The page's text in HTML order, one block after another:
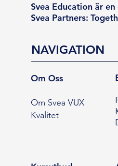
Svea Education är
Svea Partners:
NAVIGATION
Om Oss
Om Svea VUX
Kvalitet